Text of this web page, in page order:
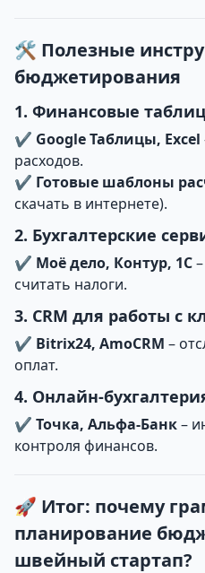
🛠 Полезные
бюджетирования
1. Финансовые
✔ Google Таблицы, Excel
расходов.
✔ Готовые шаблоны
скачать в интернете).
2. Бухгалтерские
✔ Моё дело, Контур, 1С
считать налоги.
3. CRM для работы с
✔ Bitrix24, AmoCRM –
оплат.
4. Онлайн-
✔ Точка, Альфа-Банк–
контроля финансов.
🚀 Итог: почему
планирование
швейный стартап?